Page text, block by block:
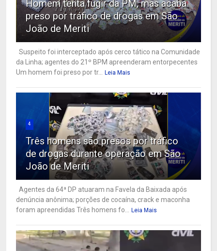
Homem tenta fugir da PM, mas acaba
preso por tráfico de drogas em São
João de Meriti
Suspeito foi interceptado após cerco tático na Comunidade
da Linha; agentes do 21º BPM apreenderam entorpecentes
Um homem foi preso por tr... Leia Mais
4
Três homens são presos por tráfico
de drogas durante operação em São
João de Meriti
Agentes da 64ª DP atuaram na Favela da Baixada após
denúncia anônima; porções de cocaína, crack e maconha
foram apreendidas Três homens fo... Leia Mais